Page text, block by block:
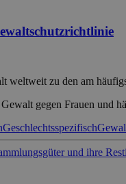
weltweit zu den am
gegen Frauen und
Geschlechtsspezifisch